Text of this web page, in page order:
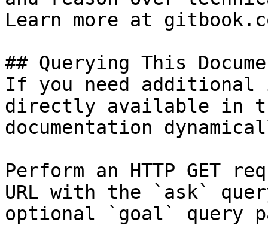
Learn more at
## Querying This
If you need
directly available in
documentation
Perform an HTTP GET
URL with the `ask`
optional `goal` query